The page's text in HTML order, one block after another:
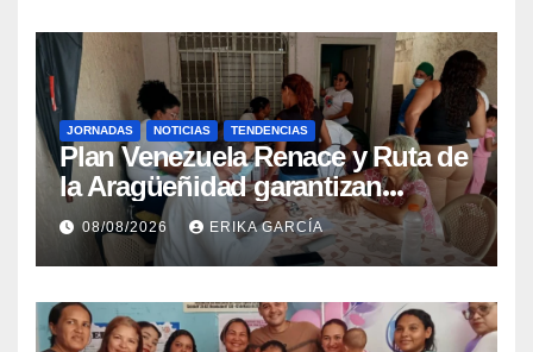
JORNADAS NOTICIAS TENDENCIAS
Plan Venezuela Renace y Ruta de
la Aragüeñidad garantizan
atención médica integral en
Aragua
08/08/2026 ERIKA GARCÍA